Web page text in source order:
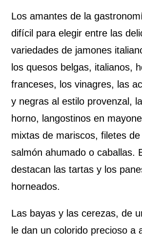
Los amantes de la
difícil para elegir entre las
variedades de jamones
los quesos belgas, italianos,
franceses, los vinagres, las
y negras al estilo provenzal,
horno, langostinos en
mixtas de mariscos, filetes
salmón ahumado o caballas.
destacan las tartas y los
horneados.
Las bayas y las cerezas, de
le dan un colorido precioso a